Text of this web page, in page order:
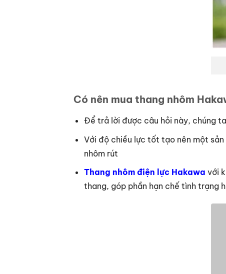
Có nên mua thang nhôm
Để trả lời được câu hỏi này, chúng
Với độ chiều lực tốt tạo nên một
nhôm rút
Thang nhôm điện lực Hakawa với
thang, góp phần hạn chế tình trạng